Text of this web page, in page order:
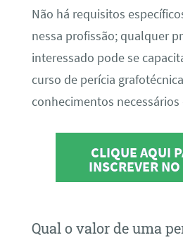
Não há requisitos
nessa profissão; qualquer
interessado pode se
curso de perícia
conhecimentos
CLIQUE AQUI
INSCREVER
Qual o valor de uma